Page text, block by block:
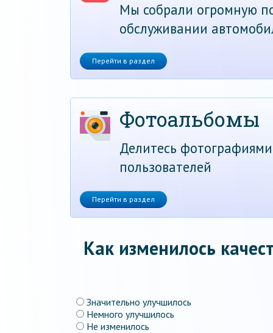
Мы собрали огромную
обслуживании
Перейти в раздел
Фотоальбомы
Делитесь
пользователей
Перейти в раздел
Как изменилось
Значительно улучшилось
Немного улучшилось
Не изменилось